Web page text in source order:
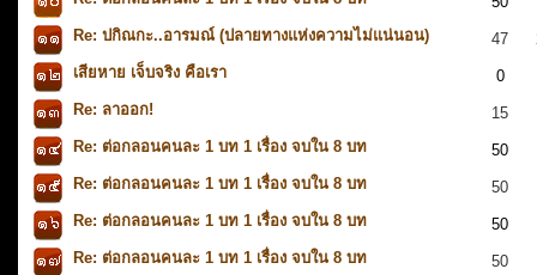
Re: ปกิณกะ..อารมณ์ (ปลายทางแห่งความไม่แน่นอน)
47
เสียหาย เจ็บจริง คือเรา
0
Re: ลาออก!
15
Re: ต่อกลอนคนละ 1 บท 1 เรื่อง จบใน 8 บท
50
Re: ต่อกลอนคนละ 1 บท 1 เรื่อง จบใน 8 บท
50
Re: ต่อกลอนคนละ 1 บท 1 เรื่อง จบใน 8 บท
50
Re: ต่อกลอนคนละ 1 บท 1 เรื่อง จบใน 8 บท
50